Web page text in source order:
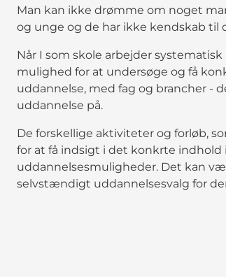
Man kan ikke drømme om noget
og unge og de har ikke kendskab
Når I som skole arbejder systematisk
mulighed for at undersøge og få
uddannelse, med fag og brancher -
uddannelse på.
De forskellige aktiviteter og forløb,
for at få indsigt i det konkrte indhold
uddannelsesmuligheder. Det kan
selvstændigt uddannelsesvalg for